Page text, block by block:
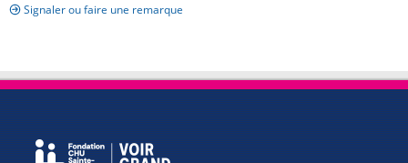
Signaler ou faire une remarque